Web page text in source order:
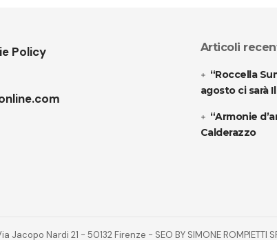
Policy Articoli
“Roccella
agosto ci sarà
“Armonie
Calderazzo
Nardi 21 - 50132 Firenze - SEO BY SIMONE ROMPIETTI